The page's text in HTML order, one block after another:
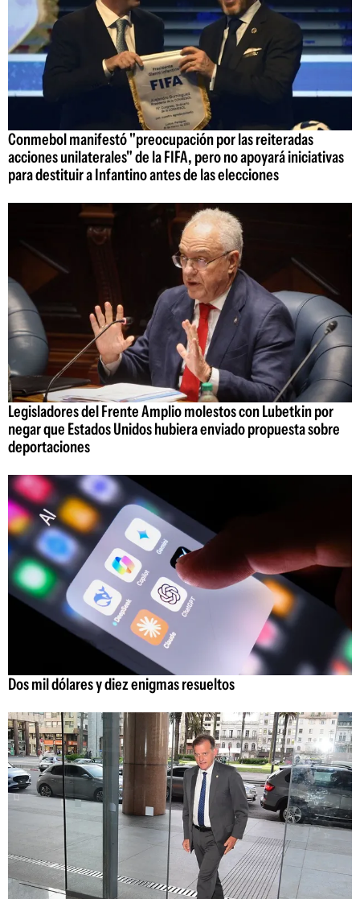
Conmebol manifestó "preocupación por las reiteradas
acciones unilaterales" de la FIFA, pero no apoyará iniciativas
para destituir a Infantino antes de las elecciones
Legisladores del Frente Amplio molestos con Lubetkin por
negar que Estados Unidos hubiera enviado propuesta sobre
deportaciones
Dos mil dólares y diez enigmas resueltos